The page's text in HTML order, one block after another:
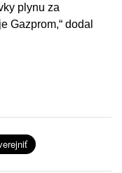
plynu za
Gazprom,“ dodal